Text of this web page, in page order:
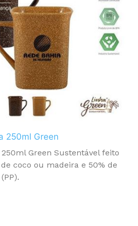
250ml Green
Green Sustentável feito
coco ou madeira e 50% de